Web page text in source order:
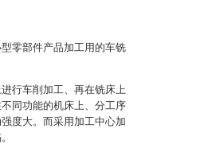
零部件产品加工用的车铣
行车削加工、再在铣床上
同功能的机床上、分工序
度大。而采用加工中心加